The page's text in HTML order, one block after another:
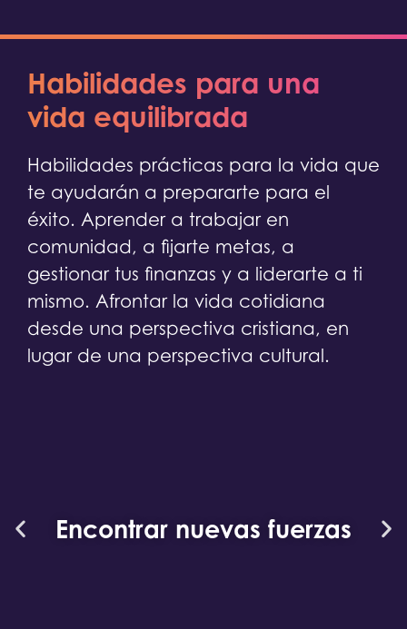
Habilidades para una
vida equilibrada
Habilidades prácticas para la vida que
te ayudarán a prepararte para el
éxito. Aprender a trabajar en
comunidad, a fijarte metas, a
gestionar tus finanzas y a liderarte a ti
mismo. Afrontar la vida cotidiana
desde una perspectiva cristiana, en
lugar de una perspectiva cultural.
Encontrar nuevas fuerzas